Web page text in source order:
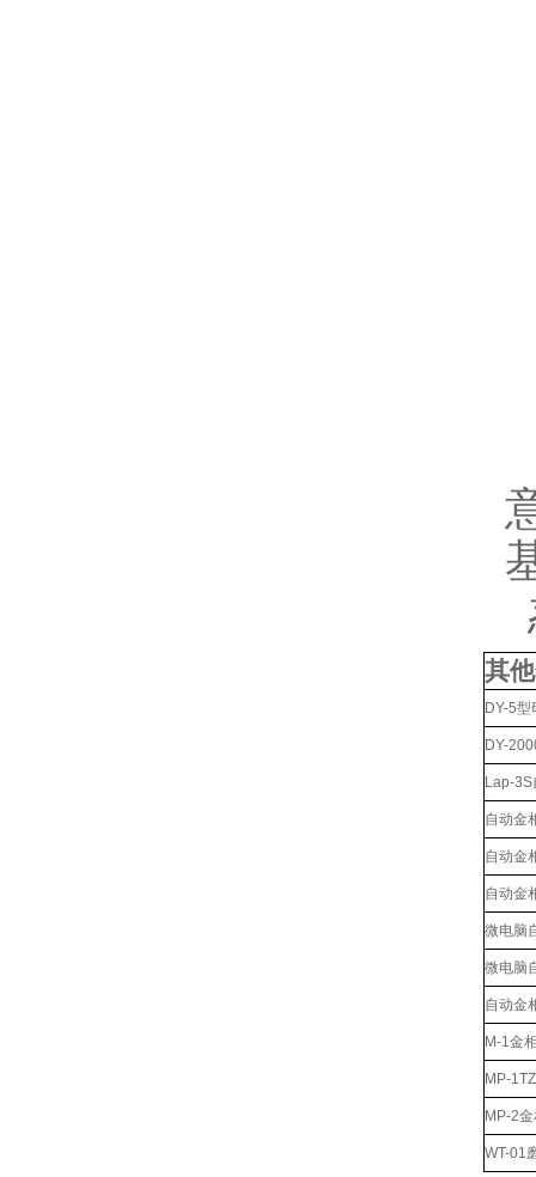
其
DY-5
DY-
Lap-
自动金
自动金
自动金
微电脑
微电脑
自动金
M-1金
MP-
MP-2
WT-01